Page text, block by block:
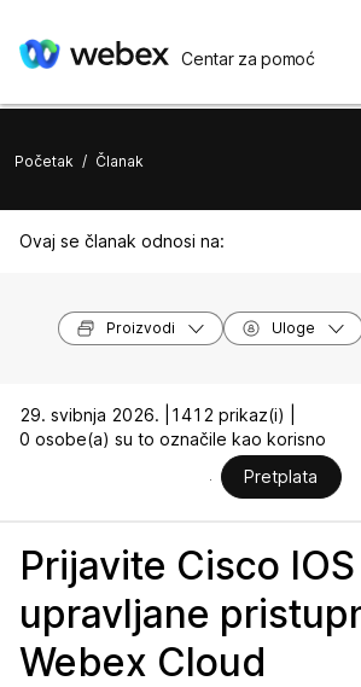
Centar za pomoć
Početak / Članak
Ovaj se članak odnosi na:
Proizvodi Uloge
29. svibnja 2026. |
1412 prikaz(i) |
0 osobe(a) su to označile kao korisno
Pretplata
Prijavite Cisco IOS
upravljane
Webex Cloud